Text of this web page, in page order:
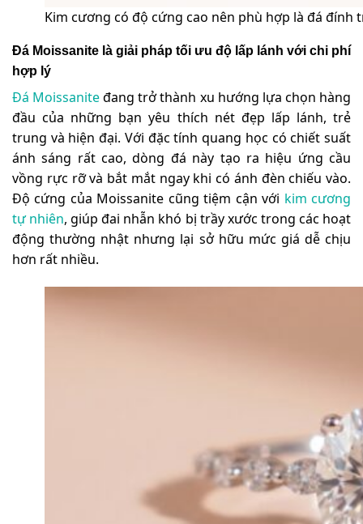
Kim cương có độ cứng cao nên phù hợp là đá đính
Đá Moissanite là giải pháp tối ưu độ lấp lánh với chi phí
hợp lý
Đá Moissaniteđang trở thành xu hướng lựa chọn hàng
đầu của những bạn yêu thích nét đẹp lấp lánh, trẻ
trung và hiện đại. Với đặc tính quang học có chiết suất
ánh sáng rất cao, dòng đá này tạo ra hiệu ứng cầu
vồng rực rỡ và bắt mắt ngay khi có ánh đèn chiếu vào.
Độ cứng của Moissanite cũng tiệm cận với kim cương
tự nhiên, giúp đai nhẫn khó bị trầy xước trong các hoạt
động thường nhật nhưng lại sở hữu mức giá dễ chịu
hơn rất nhiều.